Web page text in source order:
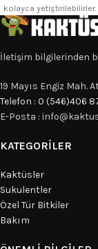
kolayca
İletişim bilgilerinden
19 Mayıs Engiz Mah.
Telefon : 0 (546)406
E-Posta :
KATEGORILER
Kaktüsler
Sukulentler
Özel Tür Bitkiler
Bakım